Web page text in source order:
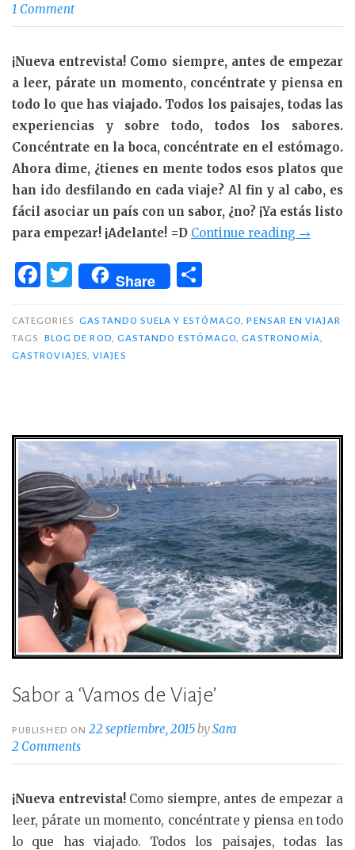
1 Comment
¡Nueva entrevista! Como siempre, antes de empezar
a leer, párate un momento, concéntrate y piensa en
todo lo que has viajado. Todos los paisajes, todas las
experiencias y sobre todo, todos los sabores.
Concéntrate en la boca, concéntrate en el estómago.
Ahora dime, ¿tienes en mente todos esos platos que
han ido desfilando en cada viaje? Al fin y al cabo, es
fácil asociar un país con un sabor, ¿no? ¡Ya estás listo
para empezar! ¡Adelante! =D Continue reading «Sabor
Rod’»
→
F
c
e
o
k
T
w
it
te
Share
m
p
r
CATEGORIES GASTANDO SUELA Y ESTÓMAGO ,PENSAR EN VIAJAR
TAGS
BLOG DE ROD GASTANDO ESTÓMAGO ,GASTRONOMÍA
GASTROVIAJES ,VIAJES
Sabor a ‘Vamos de Viaje’
PUBLISHED ON22 septiembre, 2015bySara
2 Comments
¡Nueva entrevista!Como siempre, antes de empezar a
leer, párate un momento, concéntrate y piensa en todo
lo que has viajado. Todos los paisajes, todas las